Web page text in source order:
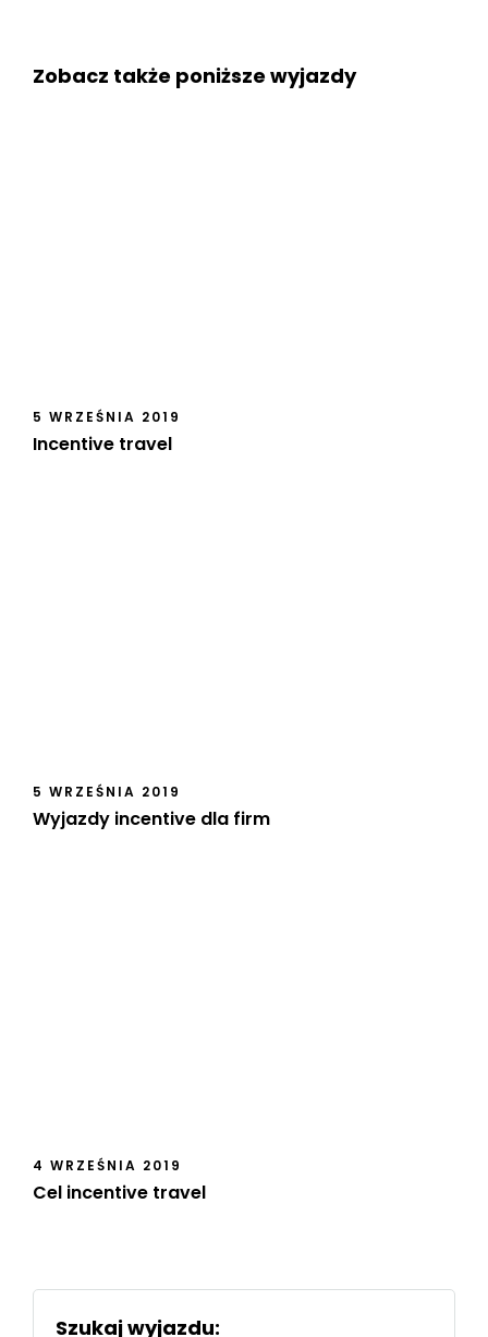
Zobacz także poniższe wyjazdy
5 WRZEŚNIA 2019
Incentive travel
5 WRZEŚNIA 2019
Wyjazdy incentive dla firm
4 WRZEŚNIA 2019
Cel incentive travel
Szukaj wyjazdu: